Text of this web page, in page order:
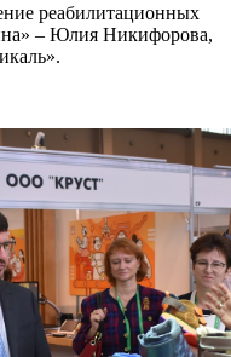
реабилитационных
– Юлия Никифорова,